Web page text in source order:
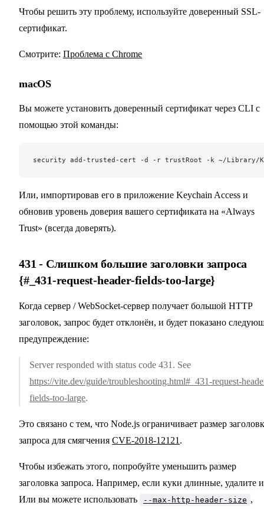
Чтобы решить эту проблему, используйте доверенный SSL-
сертификат.
Смотрите: Проблема с Chrome
macOS
Вы можете установить доверенный сертификат через CLI с
помощью этой команды:
security add-trusted-cert -d -r trustRoot -k ~/Library/
Или, импортировав его в приложение Keychain Access и
обновив уровень доверия вашего сертификата на «Always
Trust» (всегда доверять).
431 - Слишком большие заголовки запроса
{#_431-request-header-fields-too-large}
Когда сервер / WebSocket-сервер получает большой HTTP
заголовок, запрос будет отклонён, и будет показано
предупреждение:
Server responded with status code 431. See
https://vite.dev/guide/troubleshooting.html#_431-request-
fields-too-large.
Это связано с тем, что Node.js ограничивает размер
запроса для смягчения CVE-2018-12121 .
Чтобы избежать этого, попробуйте уменьшить размер
заголовка запроса. Например, если куки длинные, удалите
Или вы можете использовать
--max-http-header-size ,